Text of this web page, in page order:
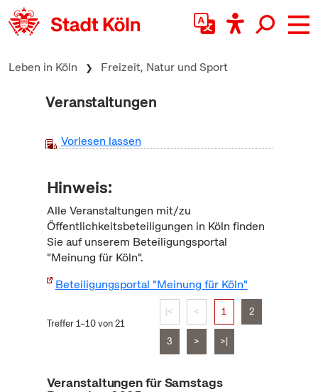
zum Inhalt springen
Leben in Köln Freizeit, Natur und Sport
Veranstaltungen
Vorlesen lassen
Hinweis:
Alle Veranstaltungen mit/zu
Öffentlichkeitsbeteiligungen in Köln finden
Sie auf unserem Beteiligungsportal
"Meinung für Köln".
Beteiligungsportal "Meinung für Köln"
Treffer 1–10 von 21
|< < 1 2
3 > >|
Veranstaltungen für Samstags